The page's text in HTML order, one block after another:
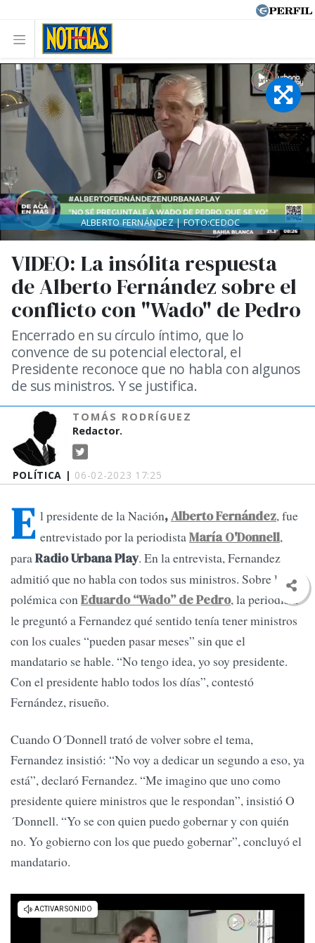
POLÍTICA | 06-02-2023 17:25
VIDEO: La insólita respuesta
de Alberto Fernández sobre el
conflicto con "Wado" de Pedro
Encerrado en su círculo íntimo, que lo
convence de su potencial electoral, el
Presidente reconoce que no habla con algunos
de sus ministros. Y se justifica.
TOMÁS RODRÍGUEZ
Redactor.
ALBERTO FERNÁNDEZ | FOTO:CEDOC
E l presidente de la Nación,Alberto Fernández, fue
entrevistado por la periodistaMaría O'Donnell,
paraRadio Urbana Play. En la entrevista, Fernandez
admitió que no habla con todos sus ministros. Sobre la
polémica conEduardo “Wado” de Pedro, la periodista
le preguntó a Fernandez qué sentido tenía tener ministros
con los cuales “pueden pasar meses” sin que el
mandatario se hable. “No tengo idea, yo soy presidente.
Con el presidente hablo todos los días”, contestó
Fernández, risueño.
Cuando O´Donnell trató de volver sobre el tema,
Fernandez insistió: “No voy a dedicar un segundo a eso, ya
está”, declaró Fernandez. “Me imagino que uno como
presidente quiere ministros que le respondan”, insistió O
´Donnell. “Yo se con quien puedo gobernar y con quién
no. Yo gobierno con los que puedo gobernar”, concluyó el
mandatario.